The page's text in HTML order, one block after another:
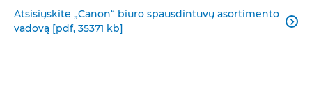
Atsisiųskite „Canon“ biuro spausdintuvų asortimento
vadovą [pdf, 35371 kb]
